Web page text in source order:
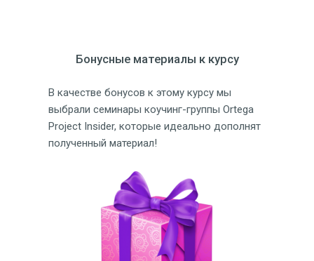
Бонусные материалы к курсу
В качестве бонусов к этому курсу мы
выбрали семинары коучинг-группы Ortega
Project Insider, которые идеально дополнят
полученный материал!